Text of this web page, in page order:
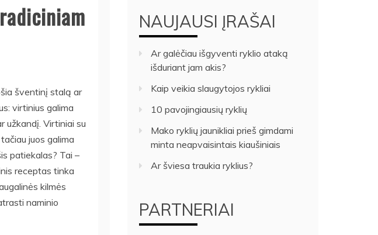
šventinį stalą ar
virtinius galima
užkandį. Virtiniai su
juos galima
patiekalas? Tai –
receptas tinka
kilmės
naminio
NAUJAUSI ĮRAŠAI
Ar galėčiau išgyventi ryklio ataką
išduriant jam akis?
Kaip veikia slaugytojos rykliai
10 pavojingiausių ryklių
Mako ryklių jaunikliai prieš gimdami
minta neapvaisintais kiaušiniais
Ar šviesa traukia ryklius?
PARTNERIAI